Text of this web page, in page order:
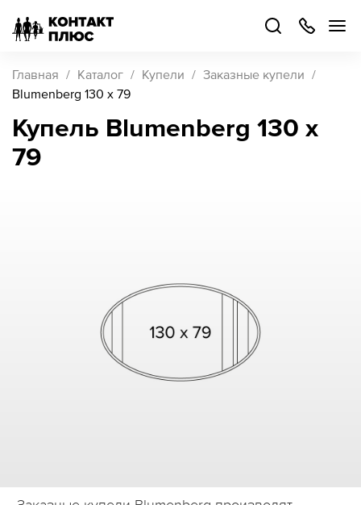
Главная Каталог Купели
Заказные купели
Blumenberg 130 x 79
Купель Blumenberg 130 x
79
499
504-
48
Каталог
товаров
Стать
партнером